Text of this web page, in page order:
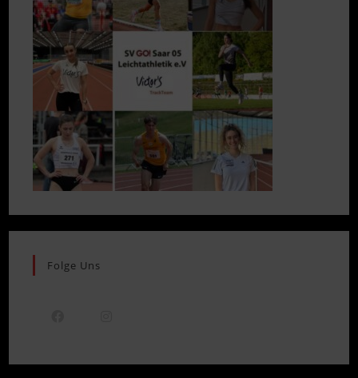
Folge Uns
in
in